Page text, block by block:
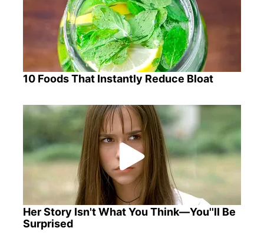
10 Foods That Instantly Reduce Bloat
Her Story Isn't What You Think—You''ll Be
Surprised